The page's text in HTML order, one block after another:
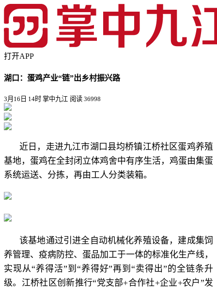
打开APP
湖口：蛋鸡产业“链”出乡村振兴路
3月16日 14时 掌中九江 阅读 36998
近日，走进九江市湖口县均桥镇江桥社区蛋鸡养殖
基地，蛋鸡在全封闭立体鸡舍中有序生活，鸡蛋由集蛋
系统运送、分拣，再由工人分类装箱。
该基地通过引进全自动机械化养殖设备，建成集饲
养管理、疫病防控、蛋品加工于一体的标准化生产线，
实现从“养得活”到“养得好”再到“卖得出”的全链条升
级。江桥社区创新推行“党支部+合作社+企业+农户”发